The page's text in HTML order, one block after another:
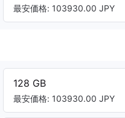
最安価格: 103930.00 JPY
128 GB
最安価格: 103930.00 JPY